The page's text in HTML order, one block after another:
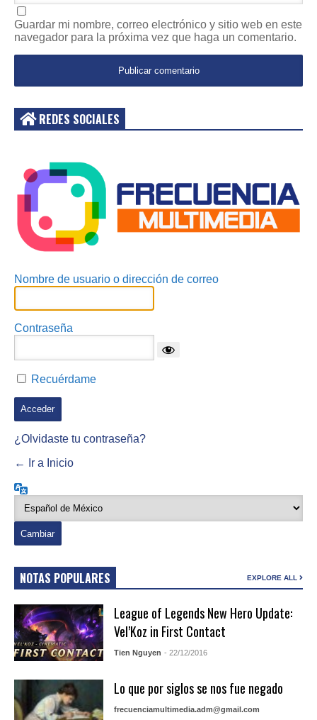
Guardar mi nombre, correo electrónico y sitio web en este
navegador para la próxima vez que haga un comentario.
REDES SOCIALES
Nombre de usuario o dirección de correo
Contraseña
Recuérdame
¿Olvidaste tu contraseña?
← Ir a Inicio
NOTAS POPULARES EXPLORE ALL
League of Legends New Hero Update:
Vel’Koz in First Contact
Tien Nguyen - 22/12/2016
Lo que por siglos se nos fue negado
frecuenciamultimedia.adm@gmail.com